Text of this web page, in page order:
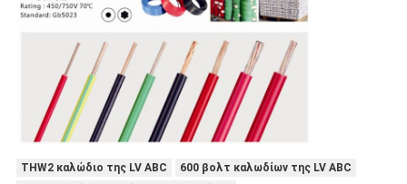
THW2 καλώδιο της LV ABC
600 βολτ καλωδίων της LV ABC